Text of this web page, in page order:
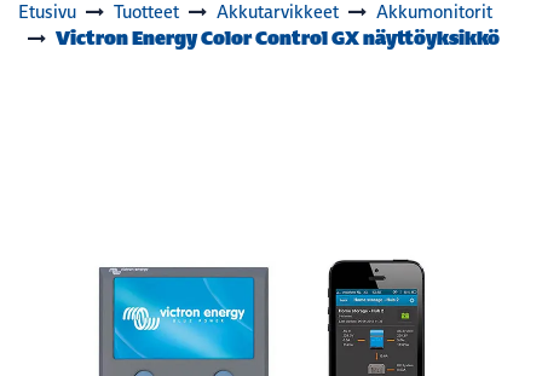
Etusivu Tuotteet Akkutarvikkeet Akkumonitorit
Victron Energy Color Control GX näyttöyksikkö